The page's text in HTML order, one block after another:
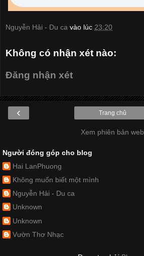
Nguyễn Hải - Du ca vào lúc 23:20
Không có nhận xét nào:
Đăng nhận xét
‹ Trang chủ
Xem phiên bản web
Người đóng góp cho blog
Hai LanPhuong
Không muốn biết một mình
Nguyễn Hải - Du ca
Unknown
Unknown
Vườn Thơ Nhạc